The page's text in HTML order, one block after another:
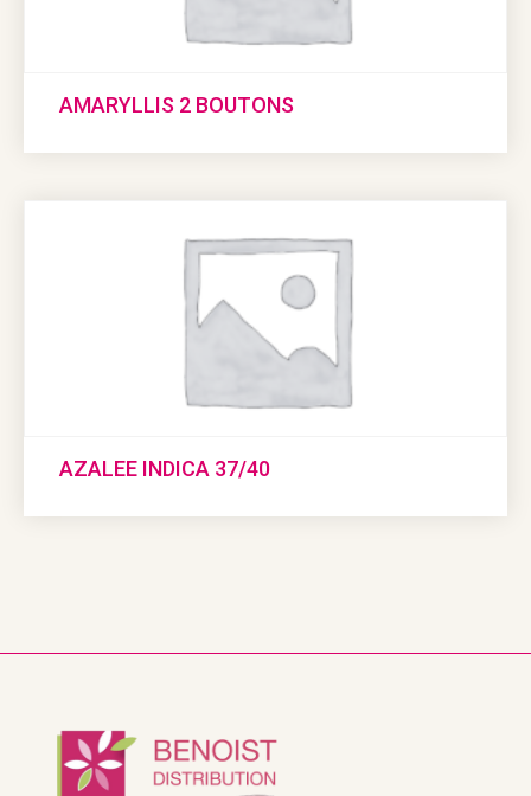
AMARYLLIS 2 BOUTONS
AZALEE INDICA 37/40